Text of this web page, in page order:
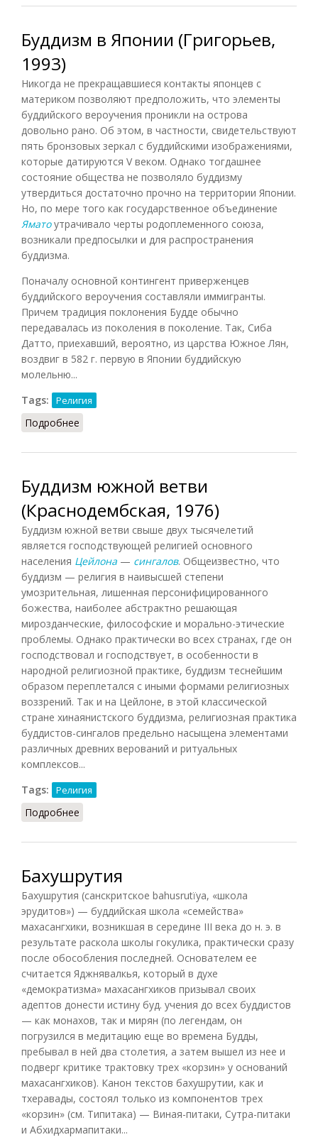
Буддизм в Японии (Григорьев,
1993)
Никогда не прекращавшиеся контакты японцев с
материком позволяют предположить, что элементы
буддийского вероучения проникли на острова
довольно рано. Об этом, в частности, свидетельствуют
пять бронзовых зеркал с буддийскими изображениями,
которые датируются V веком. Однако тогдашнее
состояние общества не позволяло буддизму
утвердиться достаточно прочно на территории Японии.
Но, по мере того как государственное объединение
Яматоутрачивало черты родоплеменного союза,
возникали предпосылки и для распространения
буддизма.
Поначалу основной контингент приверженцев
буддийского вероучения составляли иммигранты.
Причем традиция поклонения Будде обычно
передавалась из поколения в поколение. Так, Сиба
Датто, приехавший, вероятно, из царства Южное Лян,
воздвиг в 582 г. первую в Японии буддийскую
молельню...
Tags:
Религия
Подробнее
Буддизм южной ветви
(Краснодембская, 1976)
Буддизм южной ветви свыше двух тысячелетий
является господствующей религией основного
населения Цейлона — сингалов. Общеизвестно, что
буддизм — религия в наивысшей степени
умозрительная, лишенная персонифицированного
божества, наиболее абстрактно решающая
мирозданческие, философские и морально-этические
проблемы. Однако практически во всех странах, где он
господствовал и господствует, в особенности в
народной религиозной практике, буддизм теснейшим
образом переплетался с иными формами религиозных
воззрений. Так и на Цейлоне, в этой классической
стране хинаянистского буддизма, религиозная практика
буддистов-сингалов предельно насыщена элементами
различных древних верований и ритуальных
комплексов...
Tags:
Религия
Подробнее
Бахушрутия
Бахушрутия (санскритское bahusrutïya, «школа
эрудитов») — буддийская школа «семейства»
махасангхики, возникшая в середине III века до н. э. в
результате раскола школы гокулика, практически сразу
после обособления последней. Основателем ее
считается Яджнявалкья, который в духе
«демократизма» махасангхиков призывал своих
адептов донести истину буд. учения до всех буддистов
— как монахов, так и мирян (по легендам, он
погрузился в медитацию еще во времена Будды,
пребывал в ней два столетия, а затем вышел из нее и
подверг критике трактовку трех «корзин» у оснований
махасангхиков). Канон текстов бахушрутии, как и
тхеравады, состоял только из компонентов трех
«корзин» (см. Типитака) — Виная-питаки, Сутра-питаки
и Абхидхармапитаки...